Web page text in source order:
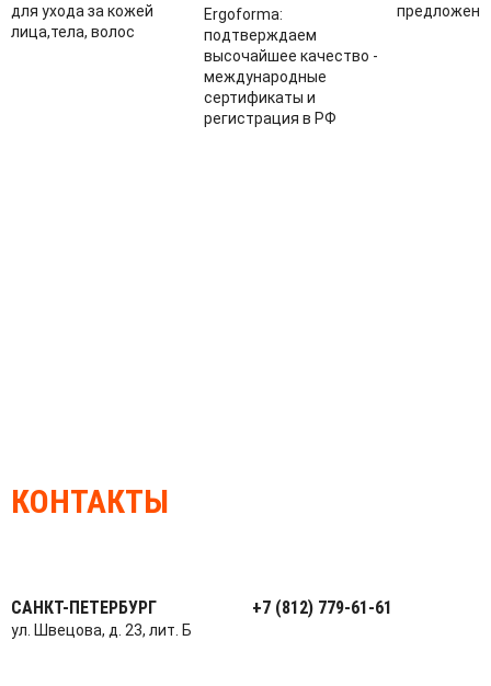
для ухода за кожей
лица,тела, волос
Ergoforma:
подтверждаем
высочайшее качество -
международные
сертификаты и
регистрация в РФ
КОНТАКТЫ
САНКТ-ПЕТЕРБУРГ
ул. Швецова, д. 23, лит. Б
+7 (812) 779-61-61